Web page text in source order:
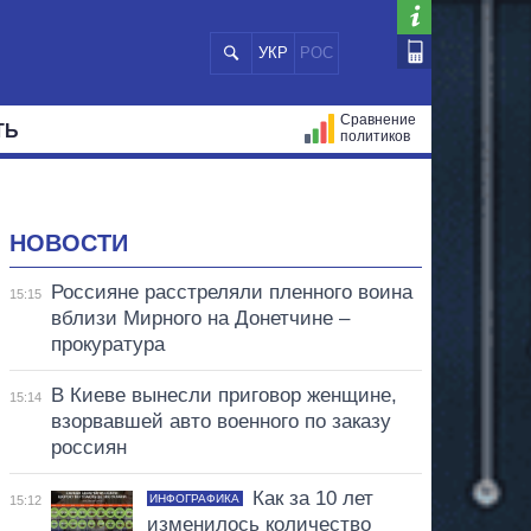
УКР РОС
Сравнение
политиков
НОВОСТИ
15:15
Россияне расстреляли пленного воина
вблизи Мирного на Донетчине –
прокуратура
15:14
В Киеве вынесли приговор женщине,
взорвавшей авто военного по заказу
россиян
15:12 ИНФОГРАФИКА
Как за 10 лет
изменилось количество